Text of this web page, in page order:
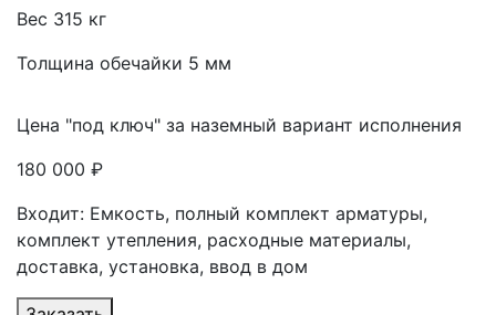
Вес 315 кг
Толщина обечайки 5 мм
Цена "под ключ" за наземный вариант исполнения
180 000 ₽
Входит: Емкость, полный комплект арматуры,
комплект утепления, расходные материалы,
доставка, установка, ввод в дом